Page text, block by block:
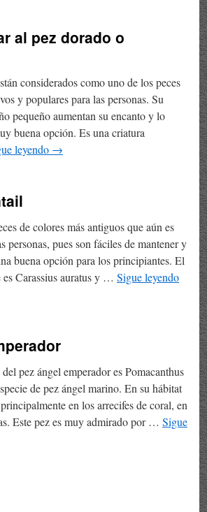
al pez dorado o
considerados como uno de los peces
y populares para las personas. Su
pequeño aumentan su encanto y lo
buena opción. Es una criatura
leyendo →
de colores más antiguos que aún es
personas, pues son fáciles de mantener y
buena opción para los principiantes. El
Carassius auratus y … Sigue leyendo
pez ángel emperador es Pomacanthus
de pez ángel marino. En su hábitat
en los arrecifes de coral, en
Este pez es muy admirado por … Sigue